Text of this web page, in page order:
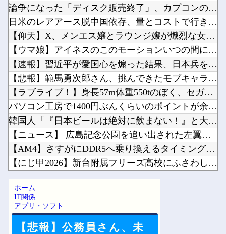
論争になった「ディスク販売終了」、カプコンの回答と衝撃の詳細...
日米のレアアース脱中国依存、量とコストで行き詰まり…台湾メデ...
【仰天】X、メンエス嬢とラウンジ嬢が熾烈な女の争いを繰り広げ...
【ウマ娘】アイネスのこのモーションいつの間にか修正されてたの...
【速報】習近平が愛国心を煽った結果、日本兵を撃退する「抗日テ...
【悲報】範馬勇次郎さん、挑んできたモブキャラをとんでもない目...
【ラブライブ！】身長57m体重550tのぼく、セガラッキーく...
パソコン工房で1400円ぶんくらいのポイントが余っててまもな...
韓国人「『日本ビールは絶対に飲まない！』と大騒ぎしていた時代...
【ニュース】 広島記念公園を追い出された左翼さん、流石にキモ...
【AM4】さすがにDDR5へ乗り換えるタイミング逃し感が半端...
【にじ甲2026】新台附属フリーズ高校にふさわしい激アツ寄せ...
【にじ甲2026】アベヒパワヒって両立するんやな他
ホーム
IT関係
アプリ・ソフト
【悲報】公務員さん、未